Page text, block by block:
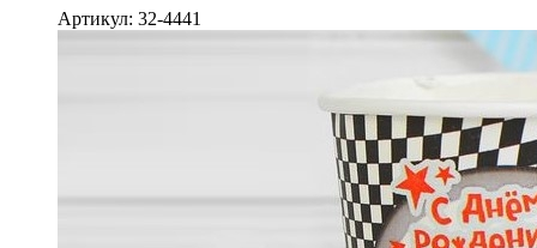
Артикул: 32-4441